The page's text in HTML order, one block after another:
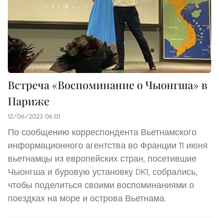
Встреча «Воспоминание о Чыонгша» в
Париже
12/06/2023 06:01
По сообщению корреспондента Вьетнамского
информационного агентства во Франции 11 июня
вьетнамцы из европейских стран, посетившие
Чыонгша и буровую установку DK1, собрались,
чтобы поделиться своими воспоминаниями о
поездках на море и острова Вьетнама.